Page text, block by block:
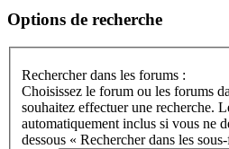
Options de recherche
Rechercher dans les forums :
Choisissez le forum ou les forums
souhaitez effectuer une recherche.
automatiquement inclus si vous ne
dessous « Rechercher dans les